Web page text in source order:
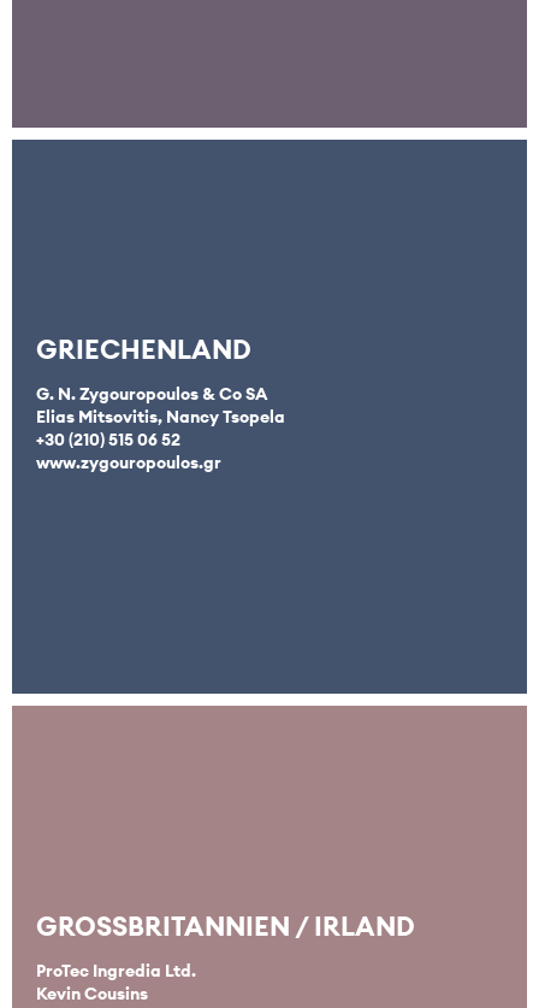
GRIECHENLAND
G. N. Zygouropoulos & Co SA
Elias Mitsovitis, Nancy Tsopela
+30 (210) 515 06 52
www.zygouropoulos.gr
GROSSBRITANNIEN / IRLAND
ProTec Ingredia Ltd.
Kevin Cousins